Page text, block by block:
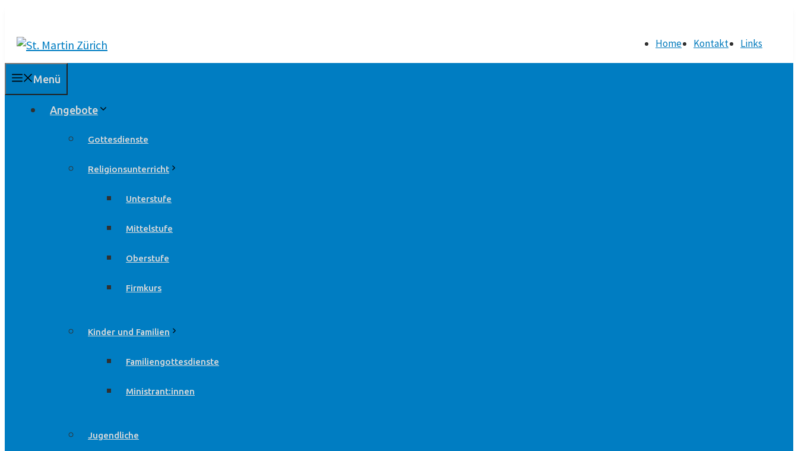
Inhalt
Home Kontakt Links
Menü
Angebote
Gottesdienste
Religionsunterricht
Unterstufe
Mittelstufe
Oberstufe
Firmkurs
Kinder und Familien
Familiengottesdienste
Ministrant:innen
Jugendliche